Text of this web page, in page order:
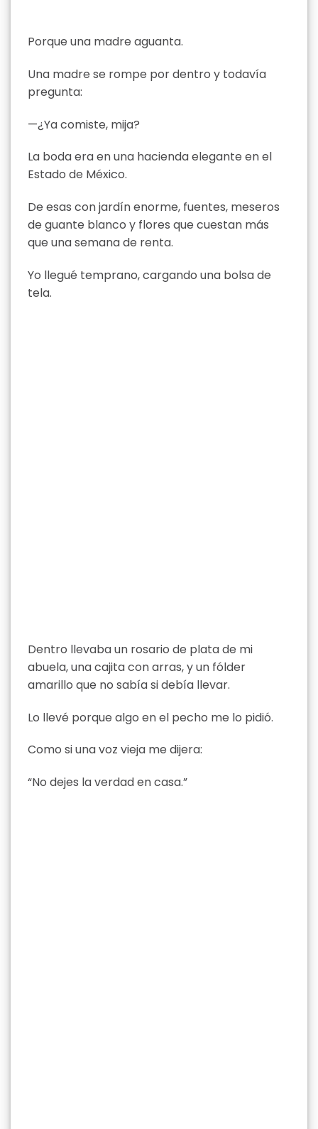
Porque una madre aguanta.
Una madre se rompe por dentro y todavía
pregunta:
—¿Ya comiste, mija?
La boda era en una hacienda elegante en el
Estado de México.
De esas con jardín enorme, fuentes, meseros
de guante blanco y flores que cuestan más
que una semana de renta.
Yo llegué temprano, cargando una bolsa de
tela.
Dentro llevaba un rosario de plata de mi
abuela, una cajita con arras, y un fólder
amarillo que no sabía si debía llevar.
Lo llevé porque algo en el pecho me lo pidió.
Como si una voz vieja me dijera:
“No dejes la verdad en casa.”